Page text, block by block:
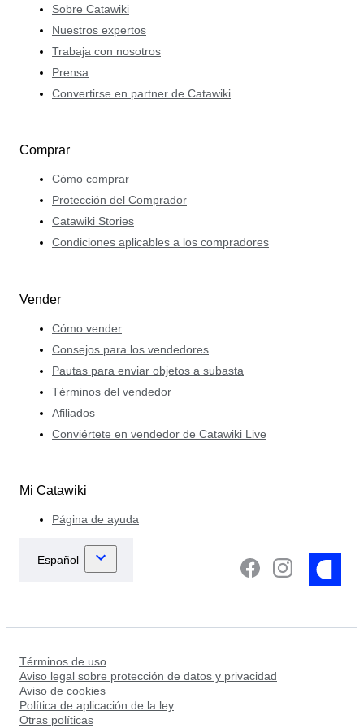
Sobre Catawiki
Nuestros expertos
Trabaja con nosotros
Prensa
Convertirse en partner de Catawiki
Comprar
Cómo comprar
Protección del Comprador
Catawiki Stories
Condiciones aplicables a los compradores
Vender
Cómo vender
Consejos para los vendedores
Pautas para enviar objetos a subasta
Términos del vendedor
Afiliados
Conviértete en vendedor de Catawiki Live
Mi Catawiki
Página de ayuda
Términos de uso
Aviso legal sobre protección de datos y privacidad
Aviso de cookies
Política de aplicación de la ley
Otras políticas